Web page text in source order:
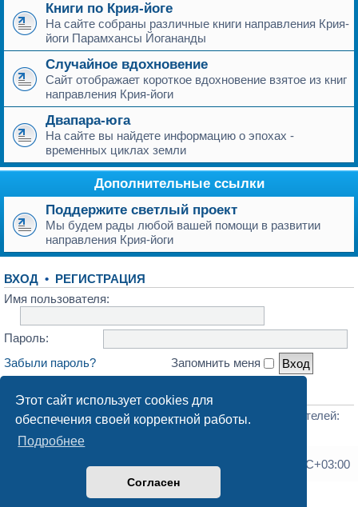
Этот сайт использует cookies для
обеспечения своей корректной работы.
Подробнее
Согласен
Книги по Крия-йоге
На сайте собраны различные книги направления Крия-
йоги Парамхансы Йогананды
Случайное вдохновение
Сайт отображает короткое вдохновение взятое из книг
направления Крия-йоги
Двапара-юга
На сайте вы найдете информацию о эпохах -
временных циклах земли
Дополнительные ссылки
Поддержите светлый проект
Мы будем рады любой вашей помощи в развитии
направления Крия-йоги
ВХОД • РЕГИСТРАЦИЯ
Имя пользователя:
Пароль:
Забыли пароль?
Запомнить меня
СТАТИСТИКА
Всего сообщений:173• Всего тем:71• Всего пользователей:
Список форумов Часовой пояс: UTC+03:00
Создано на основе
® Forum Software © phpBB Limited